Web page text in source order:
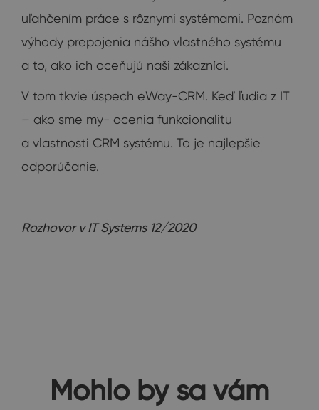
uľahčením práce s rôznymi systémami. Poznám
výhody prepojenia nášho vlastného systému
a to, ako ich oceňujú naši zákazníci.
V tom tkvie úspech eWay-CRM. Keď ľudia z IT
– ako sme my- ocenia funkcionalitu
a vlastnosti CRM systému. To je najlepšie
odporúčanie.
Rozhovor v IT Systems 12/2020
Mohlo by sa vám